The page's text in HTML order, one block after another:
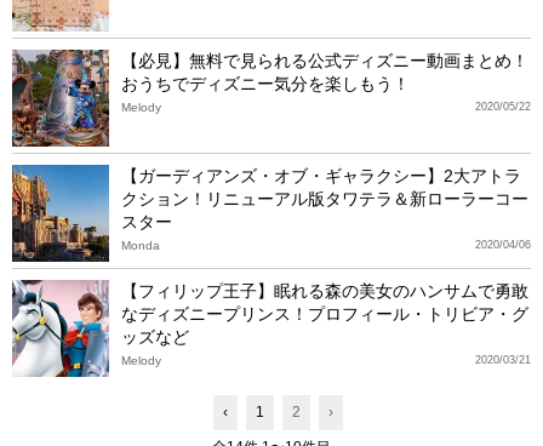
【必見】無料で見られる公式ディズニー動画まとめ！
おうちでディズニー気分を楽しもう！
2020/05/22
Melody
【ガーディアンズ・オブ・ギャラクシー】2大アトラ
クション！リニューアル版タワテラ＆新ローラーコー
スター
2020/04/06
Monda
【フィリップ王子】眠れる森の美女のハンサムで勇敢
なディズニープリンス！プロフィール・トリビア・グ
ッズなど
2020/03/21
Melody
‹ 1 2 ›